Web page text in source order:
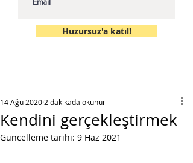
Huzursuz'a katıl!
Kendini gerçekleştirmek
14 Ağu 2020 2 dakikada okunur
Güncelleme tarihi: 9 Haz 2021